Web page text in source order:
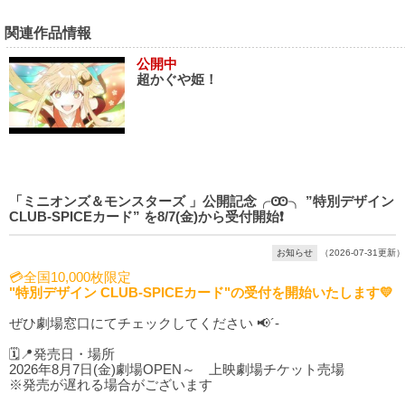
関連作品情報
公開中
超かぐや姫！
「ミニオンズ＆モンスターズ 」公開記念╭Ꙭ╮ ”特別デザイン
CLUB-SPICEカード” を8/7(金)から受付開始❗️
お知らせ （2026-07-31更新）
💳全国10,000枚限定
"特別デザイン CLUB-SPICEカード"の受付を開始いたします💛
ぜひ劇場窓口にてチェックしてください 📢´-
🗓️📍発売日・場所
2026年8月7日(金)劇場OPEN～ 上映劇場チケット売場
※発売が遅れる場合がございます